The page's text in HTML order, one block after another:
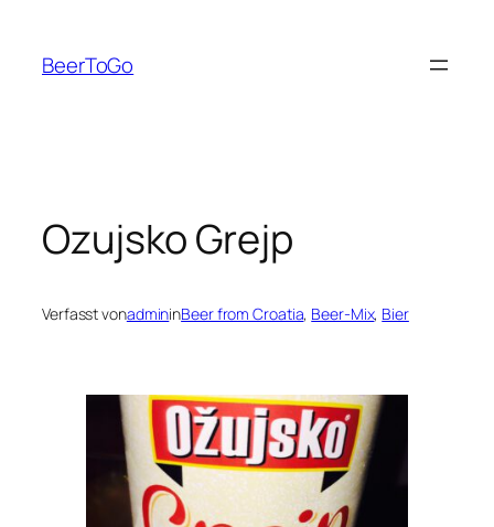
springen
BeerToGo
Ozujsko Grejp
Verfasst vonadmininBeer from Croatia, Beer-Mix, Bier